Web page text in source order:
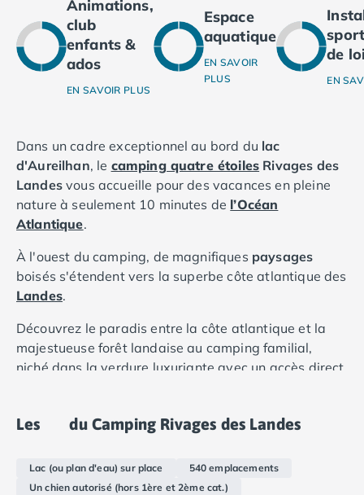
Camping Ardennes
Camping Corse
Camping Corse-du-Sud
Camping Bonifacio
Camping Porto Vecchio
Camping Saint-Florent
Camping Franche-Comté
Camping Doubs
Camping Jura
Camping Clairvaux-les-Lacs
Camping Haute-Normandie
Camping Eure
Camping Ile-de-France
Camping Essonne
Camping Seine-et-Marne
Camping Val d'Oise
Camping Val-de-Marne
Camping Gruissan
Camping Sigean
Camping Gard
Animations,
club
enfants &
ados
EN SAVOIR PLUS
Espace
aquatique
EN SAVOIR
PLUS
de
EN
Dans un cadre exceptionnel au bord du lac
d'Aureilhan, le camping quatre étoiles Rivages des
Landesvous accueille pour des vacances en pleine
nature à seulement 10 minutes de l’Océan
Atlantique.
À l'ouest du camping, de magnifiques paysages
boisés s'étendent vers la superbe côte atlantique des
Landes.
Découvrez le paradis entre la côte atlantique et la
majestueuse forêt landaise au camping familial,
niché dans la verdure luxuriante avec un accès direct
en pleine nature !
bénéficier d’emplacements bien ombragés qui
Les du Camping Rivages des Landes
Lac (ou plan d'eau) sur place
540 emplacements
Un chien autorisé (hors 1ère et 2ème cat.)